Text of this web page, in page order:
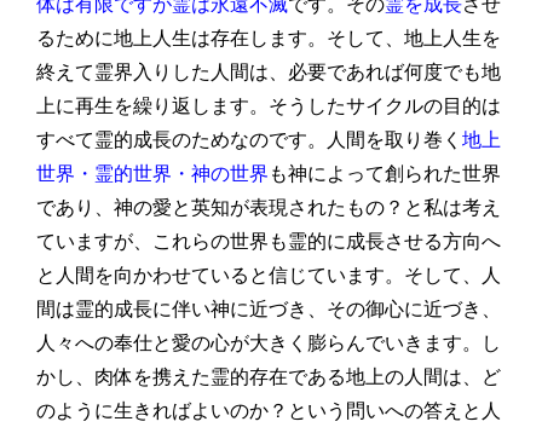
体は有限ですが霊は永遠不滅です。その霊を成長させ
るために地上人生は存在します。そして、地上人生を
終えて霊界入りした人間は、必要であれば何度でも地
上に再生を繰り返します。そうしたサイクルの目的は
すべて霊的成長のためなのです。人間を取り巻く 地上
世界・霊的世界・神の世界 も神によって創られた世界
であり、神の愛と英知が表現されたもの？と私は考え
ていますが、これらの世界も霊的に成長させる方向へ
と人間を向かわせていると信じています。そして、人
間は霊的成長に伴い神に近づき、その御心に近づき、
人々への奉仕と愛の心が大きく膨らんでいきます。し
かし、肉体を携えた霊的存在である地上の人間は、ど
のように生きればよいのか？という問いへの答えと人